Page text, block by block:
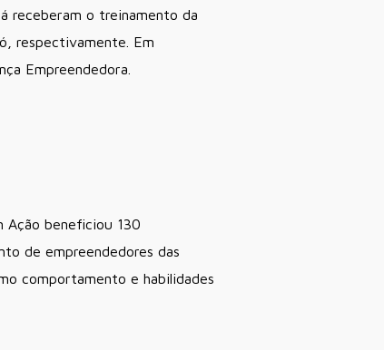
receberam o treinamento da
respectivamente. Em
Empreendedora.
Ação beneficiou 130
de empreendedores das
comportamento e habilidades